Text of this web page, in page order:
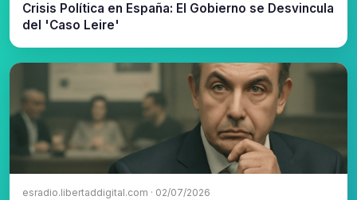
Crisis Política en España: El Gobierno se Desvincula
del 'Caso Leire'
esradio.libertaddigital.com · 02/07/2026